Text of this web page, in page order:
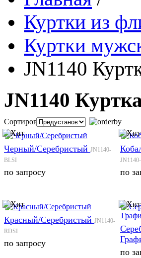
Куртки из
Куртки
JN1140
JN1140
Сортировка:
Черный/Серебристый JN1140-
BLSI
по запросу
JN1140-
по
Красный/Серебристый JN1140-
RDSI
по запросу
по